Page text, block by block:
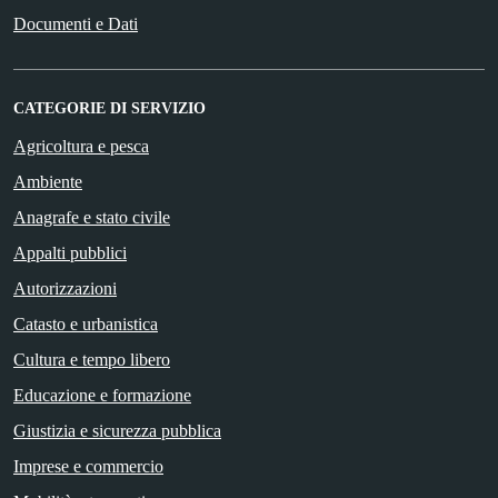
Documenti e Dati
CATEGORIE DI SERVIZIO
Agricoltura e pesca
Ambiente
Anagrafe e stato civile
Appalti pubblici
Autorizzazioni
Catasto e urbanistica
Cultura e tempo libero
Educazione e formazione
Giustizia e sicurezza pubblica
Imprese e commercio